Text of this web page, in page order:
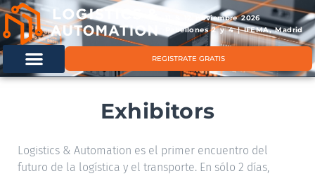
11 & 12 noviembre 2026
Pabellones 2 y 4 | IFEMA, Madrid
REGISTRATE GRATIS
Exhibitors
Logistics & Automation es el primer encuentro del
futuro de la logística y el transporte. En sólo 2 días,